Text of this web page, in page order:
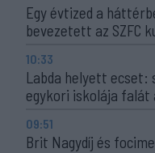
Egy évtized a
bevezetett az SZFC
10:33
Labda helyett ecset:
egykori iskolája falát
09:51
Brit Nagydíj és